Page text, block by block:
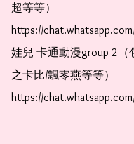
超等等）
https://
娃兒-卡通動漫group 2（
之卡比/飄零燕等等）
https://